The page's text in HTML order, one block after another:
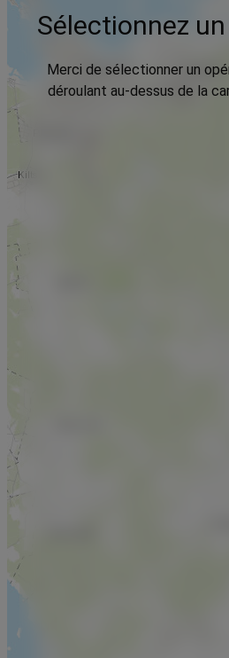
Sélectionnez
Merci de sélectionner un
déroulant au-dessus de la